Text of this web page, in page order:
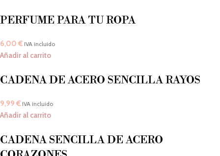
PERFUME PARA TU ROPA
6,00 € IVA incluido
Añadir al carrito
CADENA DE ACERO SENCILLA RAYOS
9,99 € IVA incluido
Añadir al carrito
CADENA SENCILLA DE ACERO